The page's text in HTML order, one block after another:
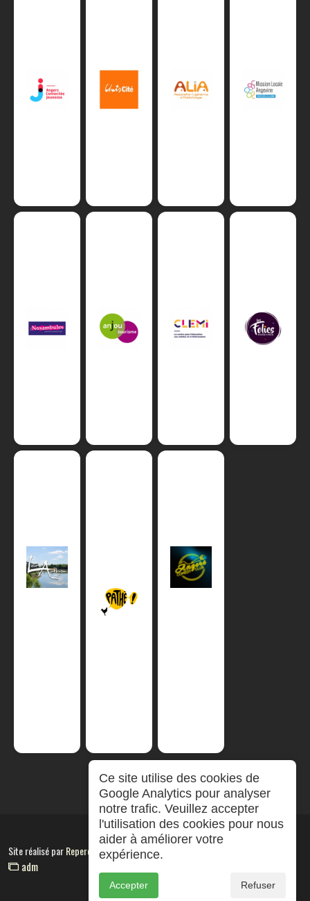
Site réalisé parRepereCom
adm
Ce site utilise des cookies de
Google Analytics pour analyser
notre trafic. Veuillez accepter
l'utilisation des cookies pour nous
aider à améliorer votre
expérience.
Accepter Refuser